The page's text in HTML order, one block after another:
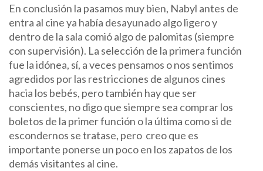
En conclusión la pasamos muy bien, Nabyl antes de
entra al cine ya había desayunado algo ligero y
dentro de la sala comió algo de palomitas (siempre
con supervisión). La selección de la primera función
fue la idónea, sí, a veces pensamos o nos sentimos
agredidos por las restricciones de algunos cines
hacia los bebés, pero también hay que ser
conscientes, no digo que siempre sea comprar los
boletos de la primer función o la última como si de
escondernos se tratase, pero creo que es
importante ponerse un poco en los zapatos de los
demás visitantes al cine.